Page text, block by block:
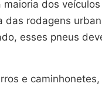
dos
das rodagens
esses pneus
e